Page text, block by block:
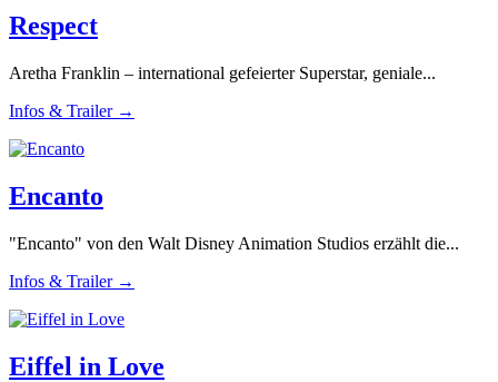
Respect
Aretha Franklin – international gefeierter Superstar, geniale...
Infos & Trailer →
Encanto
"Encanto" von den Walt Disney Animation Studios erzählt die...
Infos & Trailer →
Eiffel in Love